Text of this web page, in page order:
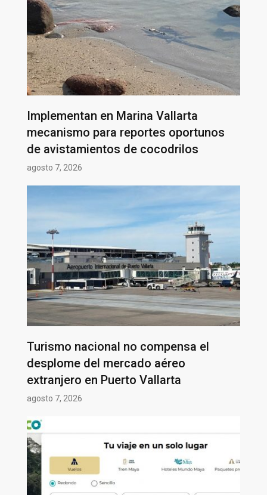
Implementan en Marina Vallarta
mecanismo para reportes oportunos
de avistamientos de cocodrilos
agosto 7, 2026
Turismo nacional no compensa el
desplome del mercado aéreo
extranjero en Puerto Vallarta
agosto 7, 2026